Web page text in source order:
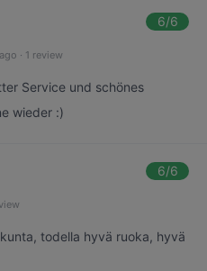
6/6
· 1 review
Service und schönes
wieder :)
6/6
todella hyvä ruoka, hyvä